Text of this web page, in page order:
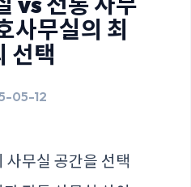
사무실의 최
선택
05-12
사무실 공간을 선택